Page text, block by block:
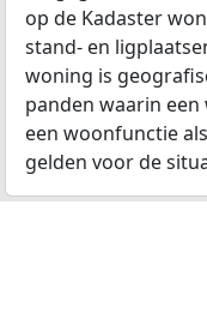
op de Kadaster
stand- en
woning is
panden waarin
een woonfunctie
gelden voor de